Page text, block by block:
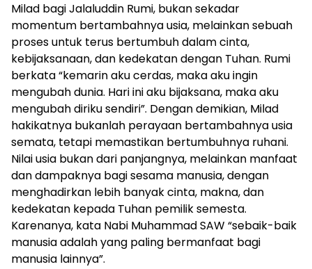
Milad bagi Jalaluddin Rumi, bukan sekadar
momentum bertambahnya usia, melainkan sebuah
proses untuk terus bertumbuh dalam cinta,
kebijaksanaan, dan kedekatan dengan Tuhan. Rumi
berkata “kemarin aku cerdas, maka aku ingin
mengubah dunia. Hari ini aku bijaksana, maka aku
mengubah diriku sendiri”. Dengan demikian, Milad
hakikatnya bukanlah perayaan bertambahnya usia
semata, tetapi memastikan bertumbuhnya ruhani.
Nilai usia bukan dari panjangnya, melainkan manfaat
dan dampaknya bagi sesama manusia, dengan
menghadirkan lebih banyak cinta, makna, dan
kedekatan kepada Tuhan pemilik semesta.
Karenanya, kata Nabi Muhammad SAW “sebaik-baik
manusia adalah yang paling bermanfaat bagi
manusia lainnya”.